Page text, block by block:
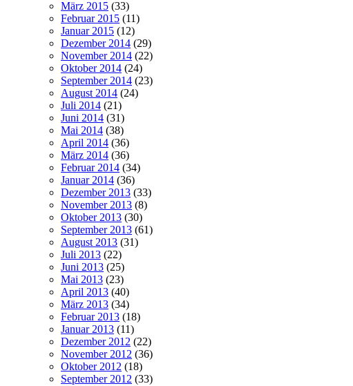
März 2015 (33)
Februar 2015 (11)
Januar 2015 (12)
Dezember 2014 (29)
November 2014 (22)
Oktober 2014 (24)
September 2014 (23)
August 2014 (24)
Juli 2014 (21)
Juni 2014 (31)
Mai 2014 (38)
April 2014 (36)
März 2014 (36)
Februar 2014 (34)
Januar 2014 (36)
Dezember 2013 (33)
November 2013 (8)
Oktober 2013 (30)
September 2013 (61)
August 2013 (31)
Juli 2013 (22)
Juni 2013 (25)
Mai 2013 (23)
April 2013 (40)
März 2013 (34)
Februar 2013 (18)
Januar 2013 (11)
Dezember 2012 (22)
November 2012 (36)
Oktober 2012 (18)
September 2012 (33)